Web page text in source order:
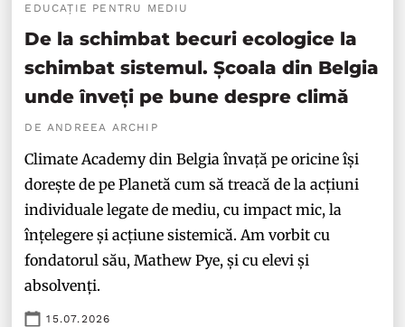
EDUCAȚIE PENTRU MEDIU
De la schimbat becuri ecologice la
schimbat sistemul. Școala din Belgia
unde înveți pe bune despre climă
DE ANDREEA ARCHIP
Climate Academy din Belgia învață pe oricine își
dorește de pe Planetă cum să treacă de la acțiuni
individuale legate de mediu, cu impact mic, la
înțelegere și acțiune sistemică. Am vorbit cu
fondatorul său, Mathew Pye, și cu elevi și
absolvenți.
15.07.2026